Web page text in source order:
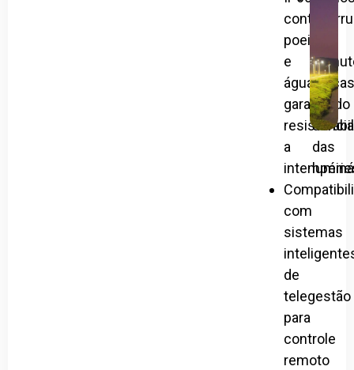
contra
poeira
e
água,
garantindo
resistência
a
com
sistemas
de
telegestão
para
controle
remoto
à
das